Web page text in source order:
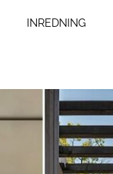
INREDNING
Badrum
Sovrum
Vardagsrum